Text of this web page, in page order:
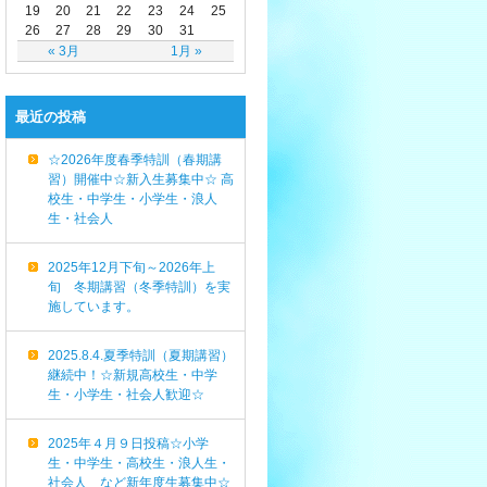
« 3月 1月 »
19
20 21 22 23 24
25
26
27 28 29 30 31
最近の投稿
☆2026年度春季特訓（春期講
習）開催中☆新入生募集中☆ 高
校生・中学生・小学生・浪人
生・社会人
2025年12月下旬～2026年上
旬 冬期講習（冬季特訓）を実
施しています。
2025.8.4.夏季特訓（夏期講習）
継続中！☆新規高校生・中学
生・小学生・社会人歓迎☆
2025年４月９日投稿☆小学
生・中学生・高校生・浪人生・
社会人 など新年度生募集中☆